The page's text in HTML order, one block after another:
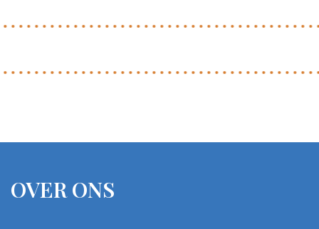
OVER ONS